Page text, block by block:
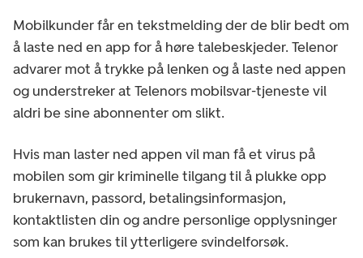
Mobilkunder får en tekstmelding der de blir bedt om
å laste ned en app for å høre talebeskjeder. Telenor
advarer mot å trykke på lenken og å laste ned appen
og understreker at Telenors mobilsvar-tjeneste vil
aldri be sine abonnenter om slikt.
Hvis man laster ned appen vil man få et virus på
mobilen som gir kriminelle tilgang til å plukke opp
brukernavn, passord, betalingsinformasjon,
kontaktlisten din og andre personlige opplysninger
som kan brukes til ytterligere svindelforsøk.